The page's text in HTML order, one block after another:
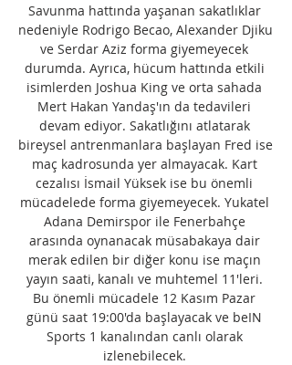
Savunma hattında yaşanan sakatlıklar
nedeniyle Rodrigo Becao, Alexander Djiku
ve Serdar Aziz forma giyemeyecek
durumda. Ayrıca, hücum hattında etkili
isimlerden Joshua King ve orta sahada
Mert Hakan Yandaş'ın da tedavileri
devam ediyor. Sakatlığını atlatarak
bireysel antrenmanlara başlayan Fred ise
maç kadrosunda yer almayacak. Kart
cezalısı İsmail Yüksek ise bu önemli
mücadelede forma giyemeyecek. Yukatel
Adana Demirspor ile Fenerbahçe
arasında oynanacak müsabakaya dair
merak edilen bir diğer konu ise maçın
yayın saati, kanalı ve muhtemel 11'leri.
Bu önemli mücadele 12 Kasım Pazar
günü saat 19:00'da başlayacak ve beIN
Sports 1 kanalından canlı olarak
izlenebilecek.